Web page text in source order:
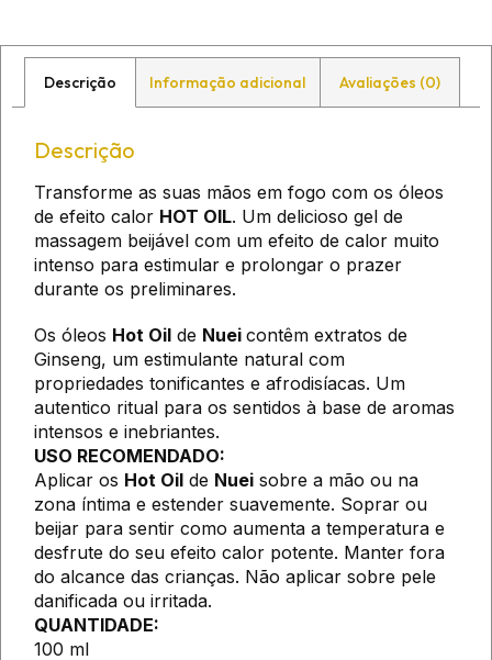
Descrição Informação adicional Avaliações (0)
Descrição
Transforme as suas mãos em fogo com os óleos
de efeito calor HOT OIL. Um delicioso gel de
massagem beijável com um efeito de calor muito
intenso para estimular e prolongar o prazer
durante os preliminares.
Os óleos Hot Oil de Nuei contêm extratos de
Ginseng, um estimulante natural com
propriedades tonificantes e afrodisíacas. Um
autentico ritual para os sentidos à base de aromas
intensos e inebriantes.
USO RECOMENDADO:
Aplicar os Hot Oil de Nuei sobre a mão ou na
zona íntima e estender suavemente. Soprar ou
beijar para sentir como aumenta a temperatura e
desfrute do seu efeito calor potente. Manter fora
do alcance das crianças. Não aplicar sobre pele
danificada ou irritada.
QUANTIDADE:
100 ml